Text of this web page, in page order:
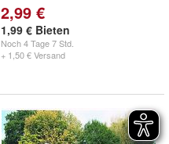
2,99 €
1,99 € Bieten
Noch4 Tage 7 Std.
+ 1,50 € Versand